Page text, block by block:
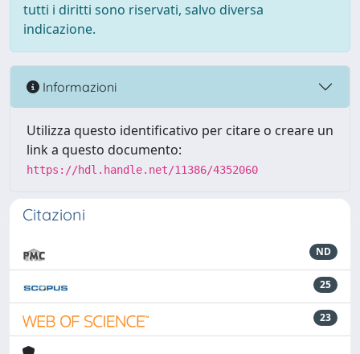
tutti i diritti sono riservati, salvo diversa
indicazione.
Informazioni
Utilizza questo identificativo per citare o creare un
link a questo documento:
https://hdl.handle.net/11386/4352060
Citazioni
ND
25
23